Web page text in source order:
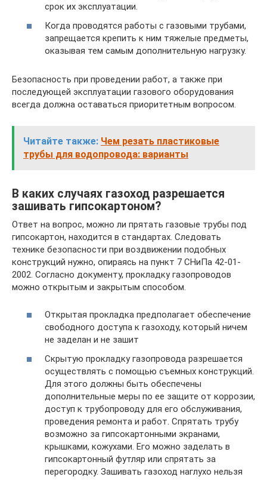
срок их эксплуатации.
Когда проводятся работы с газовыми трубами,
запрещается крепить к ним тяжелые предметы,
оказывая тем самым дополнительную нагрузку.
Безопасность при проведении работ, а также при
последующей эксплуатации газового оборудования
всегда должна оставаться приоритетным вопросом.
Читайте также: Чем резать пластиковые
трубы для водопровода: варианты
В каких случаях газоход разрешается
зашивать гипсокартоном?
Ответ на вопрос, можно ли прятать газовые трубы под
гипсокартон, находится в стандартах. Следовать
технике безопасности при воздвижении подобных
конструкций нужно, опираясь на пункт 7 СНиПа 42-01-
2002. Согласно документу, прокладку газопроводов
можно открытым и закрытым способом.
Открытая прокладка предполагает обеспечение
свободного доступа к газоходу, который ничем
не заделан и не зашит
Скрытую прокладку газопровода разрешается
осуществлять с помощью съемных конструкций.
Для этого должны быть обеспечены
дополнительные меры по ее защите от коррозии,
доступ к трубопроводу для его обслуживания,
проведения ремонта и работ. Спрятать трубу
возможно за гипсокартонными экранами,
крышками, кожухами. Его можно заделать в
гипсокартонный футляр или спрятать за
перегородку. Зашивать газоход наглухо нельзя